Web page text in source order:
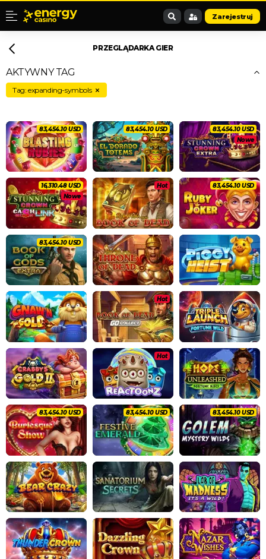
Zarejestruj
PRZEGLĄDARKA GIER
AKTYWNY TAG
Tag: expanding-symbols
87,846.40 USD
87,846.40 USD
Nowe
87,846.40 USD
Nowe
17,168.88 USD Hot 87,846.40 USD
87,846.40 USD
Hot
Hot
87,846.40 USD 87,846.40 USD 87,846.40 USD